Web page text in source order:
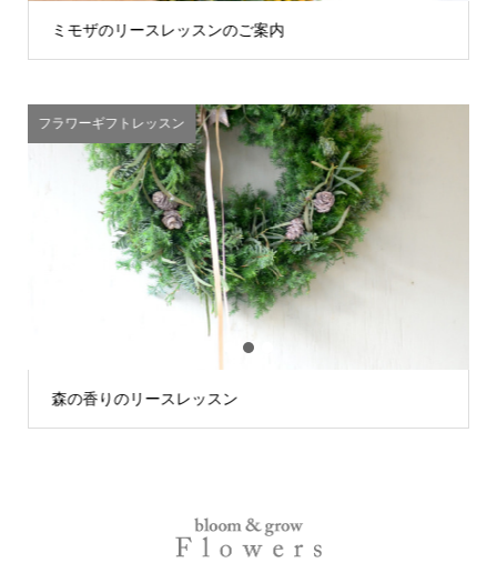
ミモザのリースレッスンのご案内
森の香りのリースレッスン
フラワーギフトレッスン
2